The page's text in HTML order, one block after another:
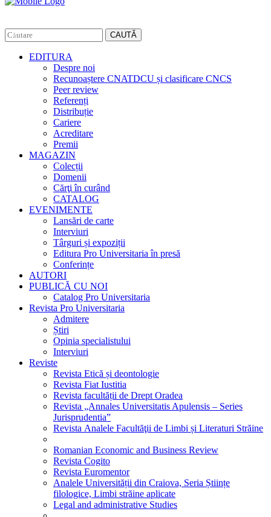
CAUTĂ
EDITURA
Despre noi
Recunoaștere CNATDCU și clasificare CNCS
Peer review
Referenți
Distribuție
Cariere
Acreditare
Premii
MAGAZIN
Colecții
Domenii
Cărţi în curând
CATALOG
EVENIMENTE
Lansări de carte
Interviuri
Târguri și expoziții
Editura Pro Universitaria în presă
Conferințe
AUTORI
PUBLICĂ CU NOI
Catalog Pro Universitaria
Revista Pro Universitaria
Admitere
Știri
Opinia specialistului
Interviuri
Reviste
Revista Etică și deontologie
Revista Fiat Iustitia
Revista facultății de Drept Oradea
Revista „Annales Universitatis Apulensis – Series
Jurisprudentia”
Revista Analele Facultăţii de Limbi și Literaturi Străine
Romanian Economic and Business Review
Revista Cogito
Revista Euromentor
Analele Universității din Craiova, Seria Științe
filologice, Limbi străine aplicate
Legal and administrative Studies